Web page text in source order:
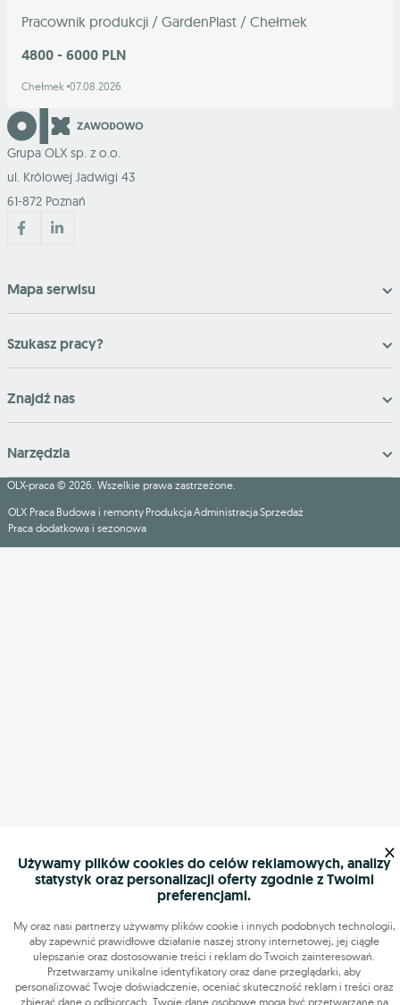
Pracownik produkcji / GardenPlast / Chełmek
4800 - 6000 PLN
Chełmek 07.08.2026
Grupa OLX sp. z o.o.
ul. Królowej Jadwigi 43
61-872 Poznań
Mapa serwisu
Szukasz pracy?
Znajdź nas
Narzędzia
OLX-praca © 2026. Wszelkie prawa zastrzeżone.
OLX Praca Budowa i remonty ProdukcjaAdministracjaSprzedaż
Praca dodatkowa i sezonowa
Używamy plików cookies do celów reklamowych, analizy
statystyk oraz personalizacji oferty zgodnie z Twoimi
preferencjami.
My oraz nasi partnerzy używamy plików cookie i innych podobnych technologii,
aby zapewnić prawidłowe działanie naszej strony internetowej, jej ciągłe
ulepszanie oraz dostosowanie treści i reklam do Twoich zainteresowań.
Przetwarzamy unikalne identyfikatory oraz dane przeglądarki, aby
personalizować Twoje doświadczenie, oceniać skuteczność reklam i treści oraz
zbierać dane o odbiorcach. Twoje dane osobowe mogą być przetwarzane na
×